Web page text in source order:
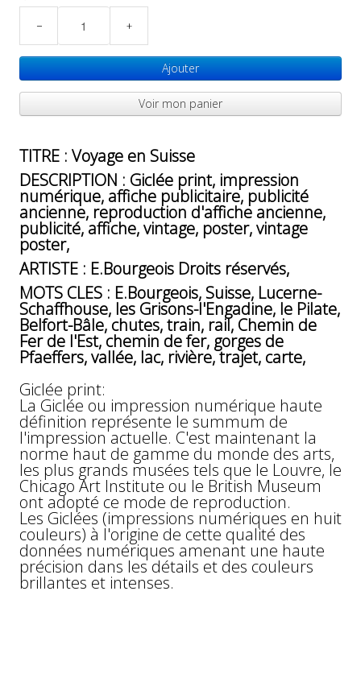
− +
Ajouter
Voir mon panier
TITRE : Voyage en Suisse
DESCRIPTION : Giclée print, impression
numérique, affiche publicitaire, publicité
ancienne, reproduction d'affiche ancienne,
publicité, affiche, vintage, poster, vintage
poster,
ARTISTE : E.Bourgeois Droits réservés,
MOTS CLES : E.Bourgeois, Suisse, Lucerne-
Schaffhouse, les Grisons-l'Engadine, le Pilate,
Belfort-Bâle, chutes, train, rail, Chemin de
Fer de l'Est, chemin de fer, gorges de
Pfaeffers, vallée, lac, rivière, trajet, carte,
Giclée print:
La Giclée ou impression numérique haute
définition représente le summum de
l'impression actuelle. C'est maintenant la
norme haut de gamme du monde des arts,
les plus grands musées tels que le Louvre, le
Chicago Art Institute ou le British Museum
ont adopté ce mode de reproduction.
Les Giclées (impressions numériques en huit
couleurs) à l'origine de cette qualité des
données numériques amenant une haute
précision dans les détails et des couleurs
brillantes et intenses.